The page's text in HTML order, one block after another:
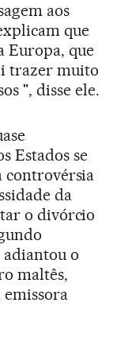
aos
que
Europa, que
trazer muito
", disse ele.
Estados se
controvérsia
da
o divórcio
o
maltês,
emissora